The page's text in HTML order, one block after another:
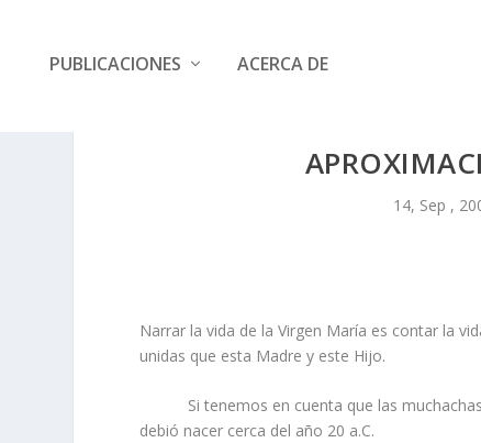
PUBLICACIONES ACERCA DE
14, Sep ,
Narrar la vida de la Virgen María es contar la
unidas que esta Madre y este Hijo.
Si tenemos en cuenta que las muchachas
debió nacer cerca del año 20 a.C.